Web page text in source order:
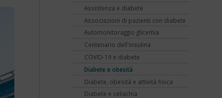
Assistenza e diabete
Associazioni di pazienti con diabete
Automonitoraggio glicemia
Centenario dell'insulina
COVID-19 e diabete
Diabete e obesità
Diabete, obesità e attività fisica
Diabete e celiachia